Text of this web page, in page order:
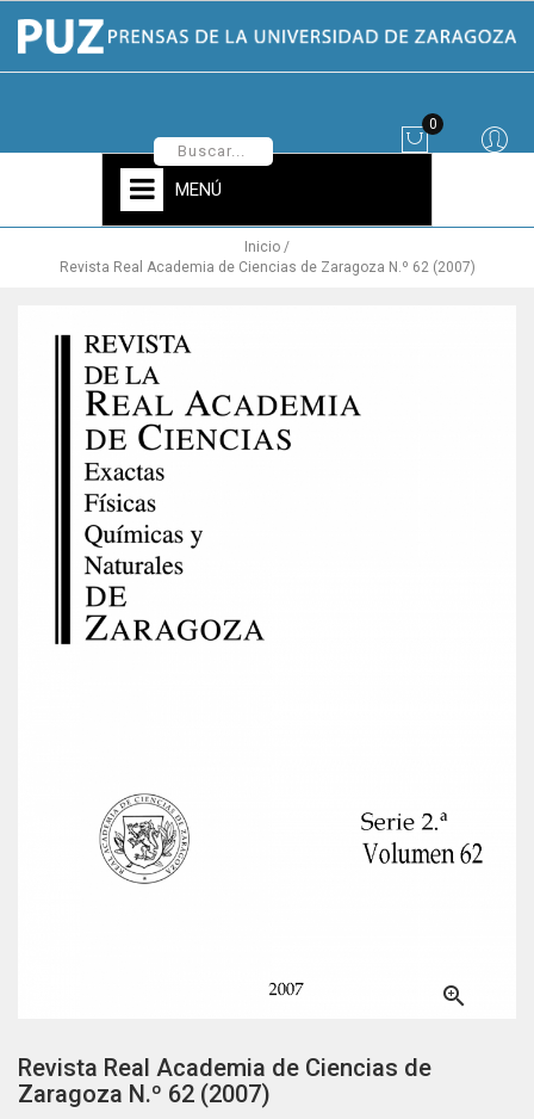
0
MENÚ
Inicio
Revista Real Academia de Ciencias de Zaragoza N.º 62 (2007)

Revista Real Academia de Ciencias de
Zaragoza N.º 62 (2007)